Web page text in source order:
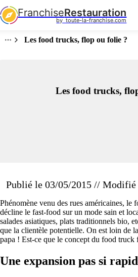
FranchiseRestauration
by  toute-la-franchise.com
Les food trucks, flop ou folie ?
Les food trucks,
Publié le 03/05/2015 // Modifié
Phénomène venu des rues américaines, le
décline le fast-food sur un mode sain et
salades asiatiques, plats traditionnels bio,
que la clientèle potentielle. On est loin de
papa ! Est-ce que le concept du food truck
Une expansion pas si